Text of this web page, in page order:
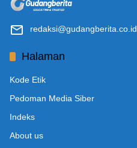
redaksi@gudangberita.co.id
Halaman
Kode Etik
Pedoman Media Siber
Indeks
About us